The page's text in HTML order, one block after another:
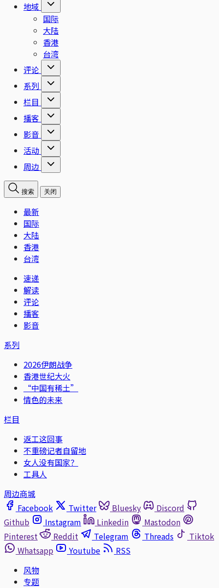
地域
国际
大陆
香港
台湾
评论
系列
栏目
播客
影音
活动
周边
搜索 关闭
最新
国际
大陆
香港
台湾
速递
解读
评论
播客
影音
系列
2026伊朗战争
香港世纪大火
“中国有稀土”
情色的未来
栏目
返工这回事
不重磅记者自留地
女人没有国家？
工具人
周边商城
Facebook
Twitter Bluesky
Discord
Github
Instagram Linkedin
Mastodon
Pinterest
Reddit Telegram Threads
Tiktok
Whatsapp
Youtube
RSS
风物
专题